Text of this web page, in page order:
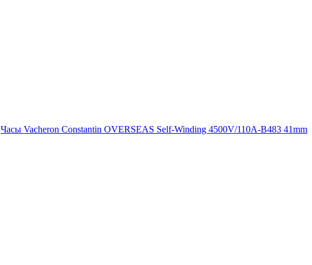
Часы Vacheron Constantin OVERSEAS Self-Winding 4500V/110A-B483 41mm